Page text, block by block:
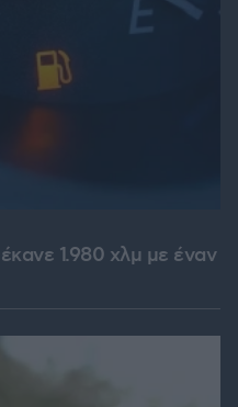
1.980 χλμ με έναν